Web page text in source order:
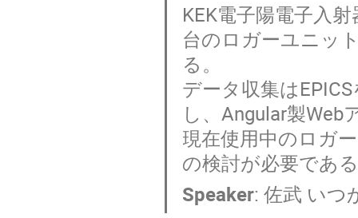
KEK電子陽電子入
台のロガーユニッ
る。
データ収集は
し、Angular製
現在使用中のロガ
の検討が必要であ
Speaker:佐武 いつ